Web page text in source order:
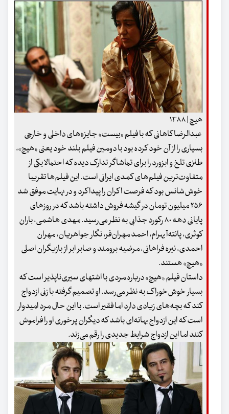
هیچ | ۱۳۸۸
عبدالرضا کاهانی که با فیلم «بیست» جایزه‌های داخلی و خارجی
بسیاری را از آن خود کرده بود با دومین فیلم بلند خود یعنی «هیچ»،
طنزی تلخ و ابزورد را برای تماشاگر تدارک دیده که احتمالا یکی از
متفاوت‌ترین فیلم‌های کمدی ایرانی است. این فیلم‌ها تقریبا
خوش‌شانس بود که فرصت اکران را پیدا کرد و در نهایت موفق شد
۲۵۶ میلیون تومان در گیشه فروش داشته باشد که در روزهای
پایانی دهه ۸۰ رکورد جذابی به نظر می‌رسید. مهدی هاشمی، باران
کوثری، پانته‌آ بهرام، احمد مهران‌فر، نگار جواهریان، مهران
احمدی، نیره فراهانی، مرضیه برومند و صابر ابر از بازیگران اصلی
«هیچ» هستند.
داستان فیلم «هیچ» درباره مردی با اشتهای سیری‌ناپذیر است که
بسیار خوش‌خوراک به نظر می‌رسد. او تصمیم گرفته با زنی ازدواج
کند که بچه‌های زیادی دارد اما فقیر است. با این حال مرد امیدوار
است که این ازدواج بهانه‌ای باشد که دیگران پرخوری او را فراموش
کنند اما این ازدواج شرایط جدیدی را رقم می‌زند.